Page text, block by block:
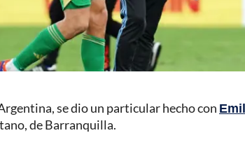
se dio un particular hecho con
de Barranquilla.